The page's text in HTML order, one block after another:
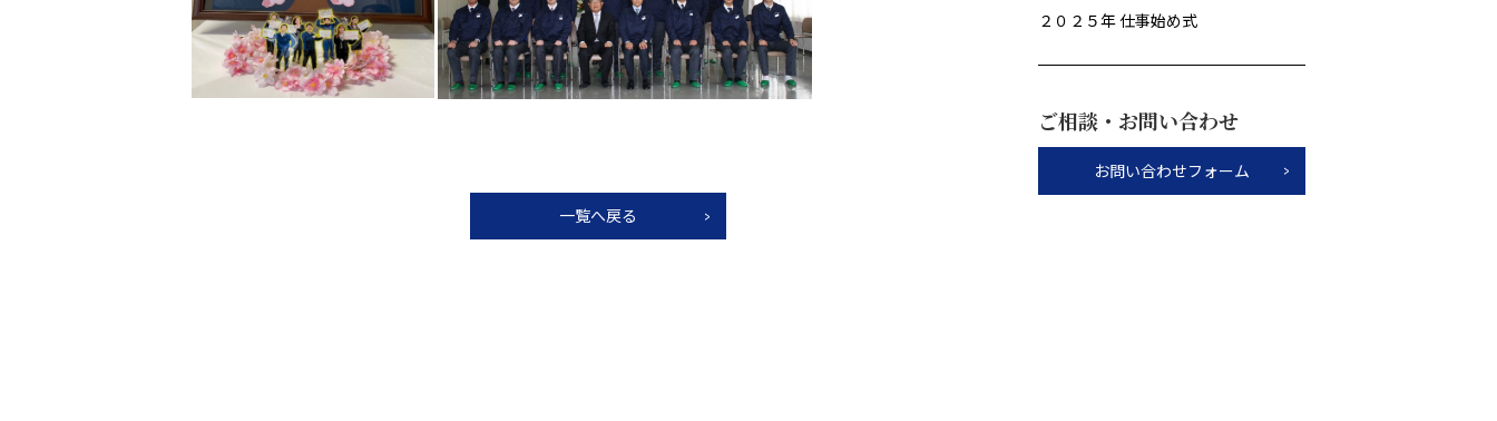
一覧へ戻る
２０２５年 仕事始め式
ご相談・お問い合わせ
お問い合わせフォーム